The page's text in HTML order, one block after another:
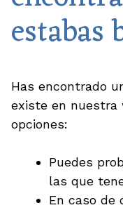
estabas
Has encontrado
existe en nuestra
opciones:
Puedes
las que
En caso de